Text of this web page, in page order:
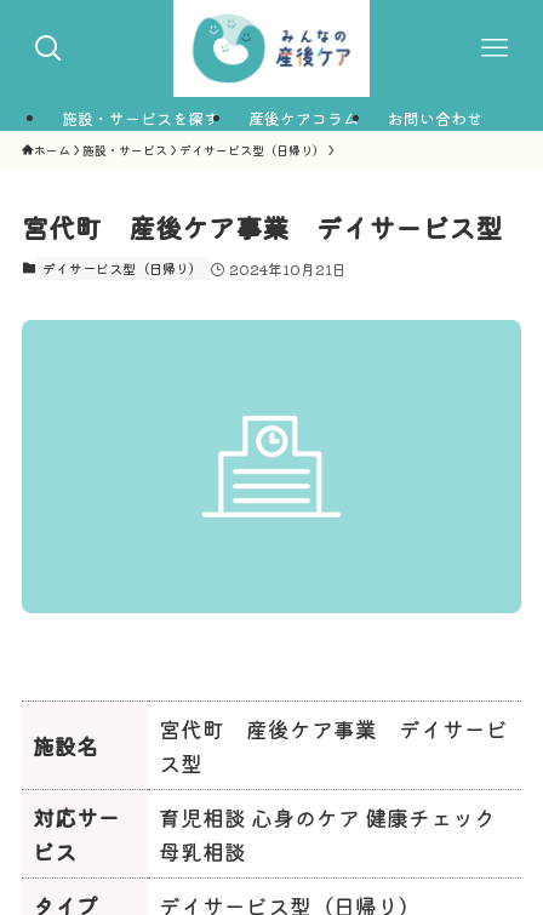
施設・サービスを探す 産後ケアコラム お問い合わせ
ホーム 施設・サービス デイサービス型（日帰り）
宮代町 産後ケア事業 デイサービス型
デイサービス型（日帰り） 2024年10月21日
施設名
宮代町 産後ケア事業 デイサービ
ス型
対応サー
ビス
育児相談 心身のケア 健康チェック
母乳相談
タイプ
デイサービス型（日帰り）